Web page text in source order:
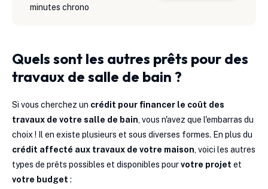
minutes chrono
Quels sont les autres prêts pour des
travaux de salle de bain ?
Si vous cherchez un crédit pour financer le coût des
travaux de votre salle de bain, vous n'avez que l'embarras du
choix ! Il en existe plusieurs et sous diverses formes. En plus du
crédit affecté aux travaux de votre maison, voici les autres
types de prêts possibles et disponibles pourvotre projet et
votre budget :